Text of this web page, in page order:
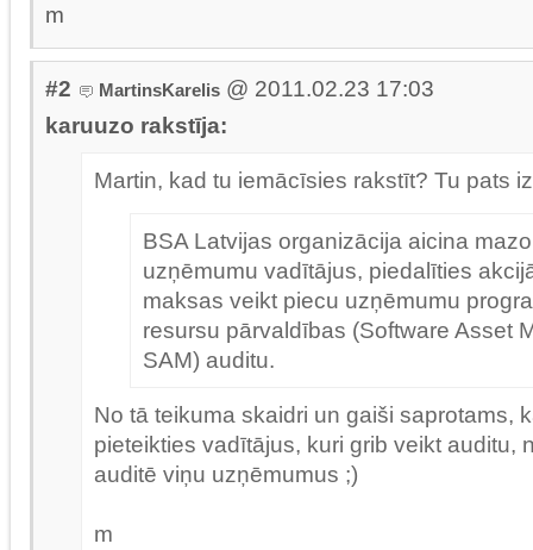
m
#2 MartinsKarelis @ 2011.02.23 17:03
karuuzo rakstīja:
Martin, kad tu iemācīsies rakstīt? Tu pats
BSA Latvijas organizācija aicina
uzņēmumu vadītājus, piedalīties
maksas veikt piecu uzņēmumu
resursu pārvaldības (Software Asset
SAM) auditu.
No tā teikuma skaidri un gaiši saprotams,
pieteikties vadītājus, kuri grib veikt auditu,
auditē viņu uzņēmumus ;)
m